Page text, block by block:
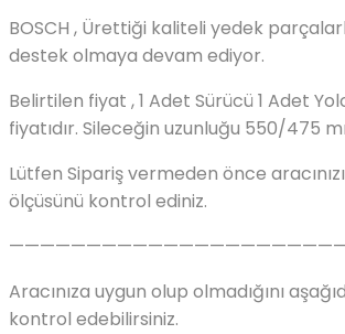
BOSCH , Ürettiği kaliteli yedek
destek olmaya devam ediyor.
Belirtilen fiyat , 1 Adet Sürücü 1 Adet
fiyatıdır. Sileceğin uzunluğu 550/475
Lütfen Sipariş vermeden önce
ölçüsünü kontrol ediniz.
Aracınıza uygun olup olmadığını
kontrol edebilirsiniz.